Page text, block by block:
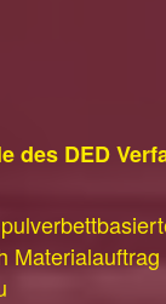
des DED
Materialauftrag